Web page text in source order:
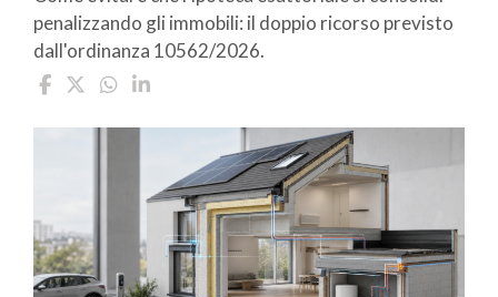
penalizzando gli immobili: il doppio ricorso previsto
dall'ordinanza 10562/2026.